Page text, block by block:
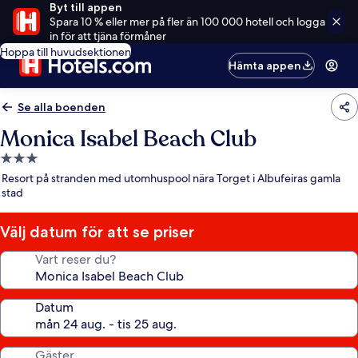
Byt till appen
Spara 10 % eller mer på fler än 100 000 hotell och logga
in för att tjäna förmåner
Hoppa till huvudsektionen
Hämta appen
Se alla boenden
Monica Isabel Beach Club
3.0-
stjärnigt
boende
Resort på stranden med utomhuspool nära Torget i Albufeiras gamla
stad
Välj datum för att se priser
Vart reser du?
Datum